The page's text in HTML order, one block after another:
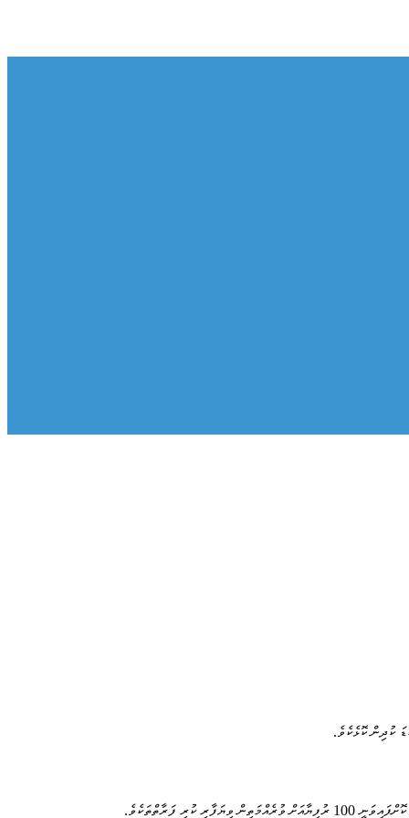
ކުދިން ކޮޅެކެވެ.